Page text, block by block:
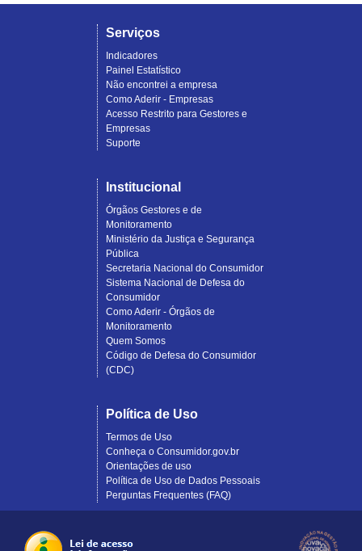
Serviços
Indicadores
Painel Estatístico
Não encontrei a empresa
Como Aderir - Empresas
Acesso Restrito para Gestores e
Empresas
Suporte
Institucional
Órgãos Gestores e de
Monitoramento
Ministério da Justiça e Segurança
Pública
Secretaria Nacional do Consumidor
Sistema Nacional de Defesa do
Consumidor
Como Aderir - Órgãos de
Monitoramento
Quem Somos
Código de Defesa do Consumidor
(CDC)
Política de Uso
Termos de Uso
Conheça o Consumidor.gov.br
Orientações de uso
Política de Uso de Dados Pessoais
Perguntas Frequentes (FAQ)